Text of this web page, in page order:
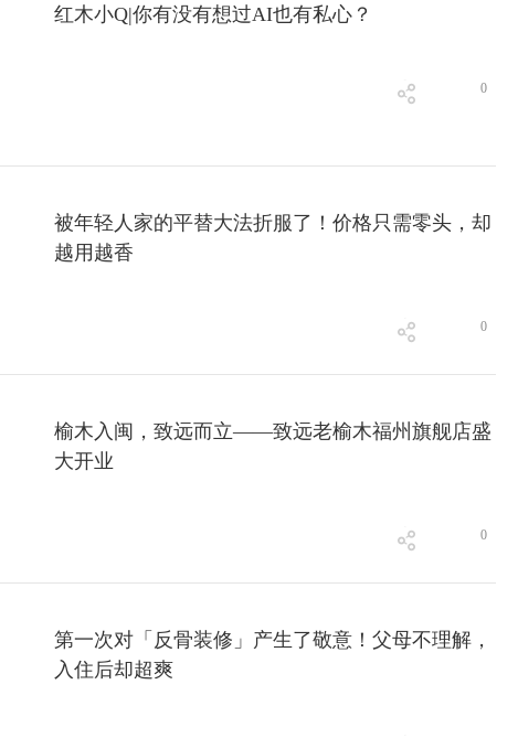
红木小Q|你有没有想过AI也有私心？
0
被年轻人家的平替大法折服了！价格只需零头，却
越用越香
0
榆木入闽，致远而立——致远老榆木福州旗舰店盛
大开业
0
第一次对「反骨装修」产生了敬意！父母不理解，
入住后却超爽